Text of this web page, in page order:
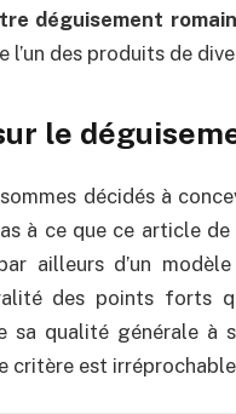
déguisement
l’un des produits de
le
décidés à
à ce que ce article
ailleurs d’un
des points forts
sa qualité générale
critère est